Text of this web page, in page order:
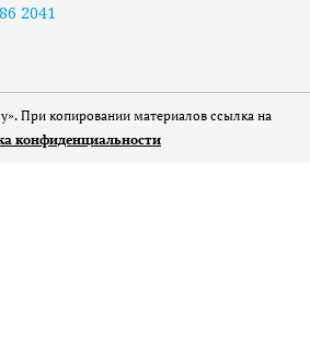
2041
При копировании материалов ссылка на
конфиденциальности